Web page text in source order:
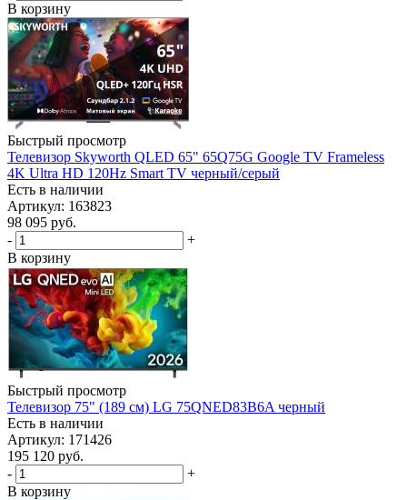
В корзину
Быстрый просмотр
Телевизор Skyworth QLED 65" 65Q75G Google TV Frameless
4K Ultra HD 120Hz Smart TV черный/серый
Есть в наличии
Артикул: 163823
98 095 руб.
-
+
В корзину
Быстрый просмотр
Телевизор 75" (189 см) LG 75QNED83B6A черный
Есть в наличии
Артикул: 171426
195 120 руб.
-
+
В корзину